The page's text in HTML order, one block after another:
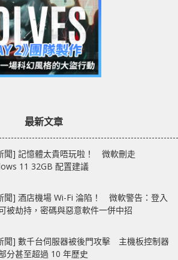
最新文章
聞] 記憶體太貴唔玩啦！ 微軟刪走
11 32GB 配置建議
聞] 酒店機場 Wi-Fi 淪陷！ 微軟警告：登入
被劫持，密碼與惡意軟件一併中招
聞] 數千台伺服器被後門攻擊 主機板控制器
分甚至超過 10 年歷史